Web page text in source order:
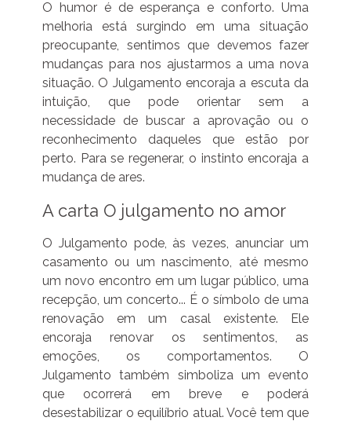
O humor é de esperança e conforto. Uma
melhoria está surgindo em uma situação
preocupante, sentimos que devemos fazer
mudanças para nos ajustarmos a uma nova
situação. O Julgamento encoraja a escuta da
intuição, que pode orientar sem a
necessidade de buscar a aprovação ou o
reconhecimento daqueles que estão por
perto. Para se regenerar, o instinto encoraja a
mudança de ares.
A carta O julgamento no amor
O Julgamento pode, às vezes, anunciar um
casamento ou um nascimento, até mesmo
um novo encontro em um lugar público, uma
recepção, um concerto... É o símbolo de uma
renovação em um casal existente. Ele
encoraja renovar os sentimentos, as
emoções, os comportamentos. O
Julgamento também simboliza um evento
que ocorrerá em breve e poderá
desestabilizar o equilíbrio atual. Você tem que